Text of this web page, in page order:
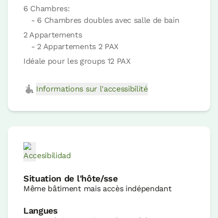
6 Chambres:
- 6 Chambres doubles avec salle de bain
2 Appartements
- 2 Appartements 2 PAX
Idéale pour les groups 12 PAX
Informations sur l'accessibilité
Situation de l'hôte/sse
Même bâtiment mais accès indépendant
Langues